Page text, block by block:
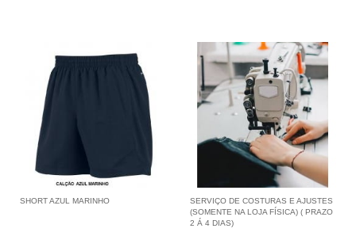
SHORT AZUL MARINHO
SERVIÇO DE COSTURAS E AJUSTES
(SOMENTE NA LOJA FÍSICA) ( PRAZO
2 Á 4 DIAS)